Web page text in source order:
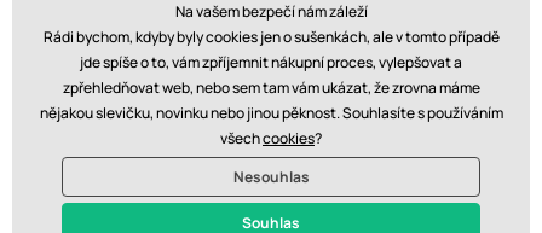
Doprava:
© 2026 www.perfektnipradlo.cz. Technicky zajišťujeSimplia s.r.o.
Na vašem bezpečí nám záleží
Rádi bychom, kdyby byly cookies jen o sušenkách, ale v tomto případě
jde spíše o to, vám zpříjemnit nákupní proces, vylepšovat a
zpřehledňovat web, nebo sem tam vám ukázat, že zrovna máme
nějakou slevičku, novinku nebo jinou pěknost. Souhlasíte s používáním
všechcookies?
Nesouhlas
Souhlas